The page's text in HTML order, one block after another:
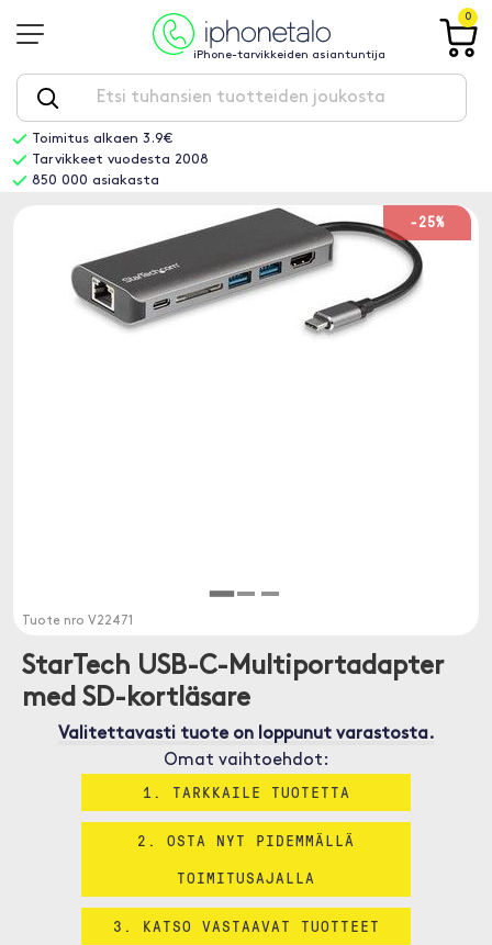
iPhone-tarvikkeiden asiantuntija
0
Toimitus alkaen 3.9€
Tarvikkeet vuodesta 2008
850 000 asiakasta
-25%
Tuote nro V22471
StarTech USB-C-Multiportadapter
med SD-kortläsare
Valitettavasti tuote on loppunut varastosta.
Omat vaihtoehdot:
1. TARKKAILE TUOTETTA
2. OSTA NYT PIDEMMÄLLÄ
TOIMITUSAJALLA
3. KATSO VASTAAVAT TUOTTEET